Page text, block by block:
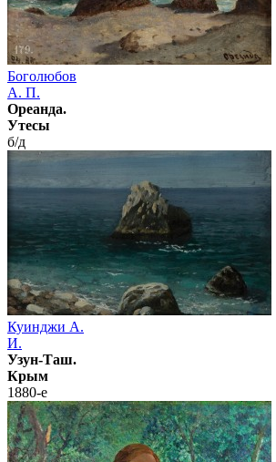
Боголюбов
А. П.
Ореанда.
Утесы
б/д
Куинджи А.
И.
Узун-Таш.
Крым
1880-е